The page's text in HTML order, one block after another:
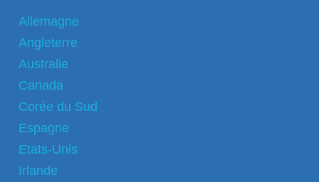
Allemagne
Angleterre
Australie
Canada
Corée du Sud
Espagne
Etats-Unis
Irlande